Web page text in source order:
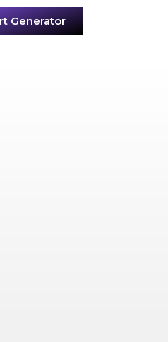
Generator